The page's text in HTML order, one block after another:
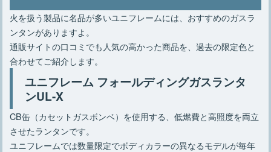
火を扱う製品に名品が多いユニフレームには、おすすめのガスラ
ンタンがありますよ。
通販サイトの口コミでも人気の高かった商品を、過去の限定色と
合わせてご紹介します。
ユニフレーム フォールディングガスランタ
ンUL-X
CB缶（カセットガスボンベ）を使用する、低燃費と高照度を両立
させたランタンです。
ユニフレームでは数量限定でボディカラーの異なるモデルが毎年